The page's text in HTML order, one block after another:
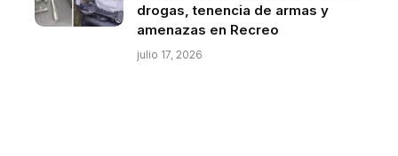
drogas, tenencia de armas y
amenazas en Recreo
julio 17, 2026